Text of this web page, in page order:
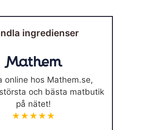
ingredienser
online hos Mathem.se,
och bästa matbutik
på nätet!
★★★★★